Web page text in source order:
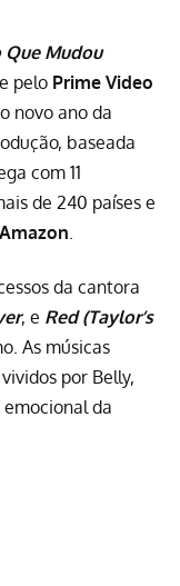
Que Mudou
pelo Prime Video
novo ano da
baseada
com 11
de 240 países e
Amazon.
da cantora
, e Red (Taylor’s
As músicas
por Belly,
da